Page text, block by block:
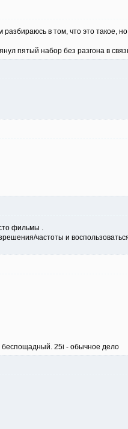
в том, что это такое,
пятый набор без разгона в
фильмы .
частоты и
беспощадный. 25i - обычное дело